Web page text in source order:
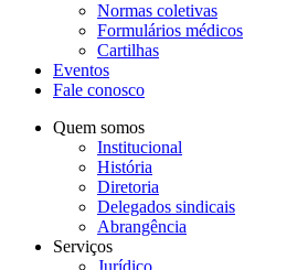
Normas coletivas
Formulários médicos
Cartilhas
Eventos
Fale conosco
Quem somos
Institucional
História
Diretoria
Delegados sindicais
Abrangência
Serviços
Jurídico